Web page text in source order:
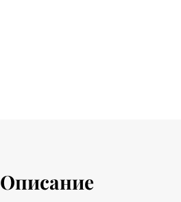
Описание